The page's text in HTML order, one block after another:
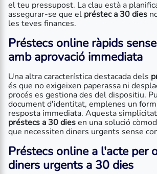
el teu pressupost. La clau està a
assegurar-se que el préstec a 30 dies
les teves finances.
Préstecs online ràpids
amb aprovació immediata
Una altra característica destacada dels
és que no exigeixen paperassa ni
procés es gestiona des del dispositiu.
document d'identitat, emplenes un
resposta immediata. Aquesta
préstecs a 30 diesen una solució
que necessiten diners urgents sense
Préstecs online a l'acteper
diners urgents a 30 dies